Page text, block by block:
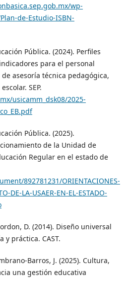
wp-
de-Estudio-ISBN-
Pública. (2024). Perfiles
para el personal
asesoría técnica pedagógica,
SEP.
usicamm_dsk08/2025-
Pública. (2025).
de la Unidad de
Regular en el estado de
892781231/ORIENTACIONES-
DE-LA-USAER-EN-EL-ESTADO-
D. (2014). Diseño universal
y práctica. CAST.
Barros, J. (2025). Cultura,
una gestión educativa